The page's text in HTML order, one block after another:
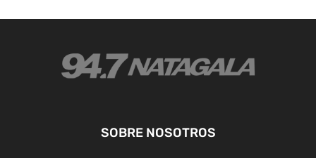
SOBRE NOSOTROS